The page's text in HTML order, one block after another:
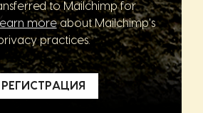
to Mailchimp for
moreabout Mailchimp's
practices.
РЕГИСТРАЦИЯ